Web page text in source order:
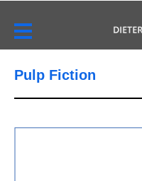
Pulp Fiction